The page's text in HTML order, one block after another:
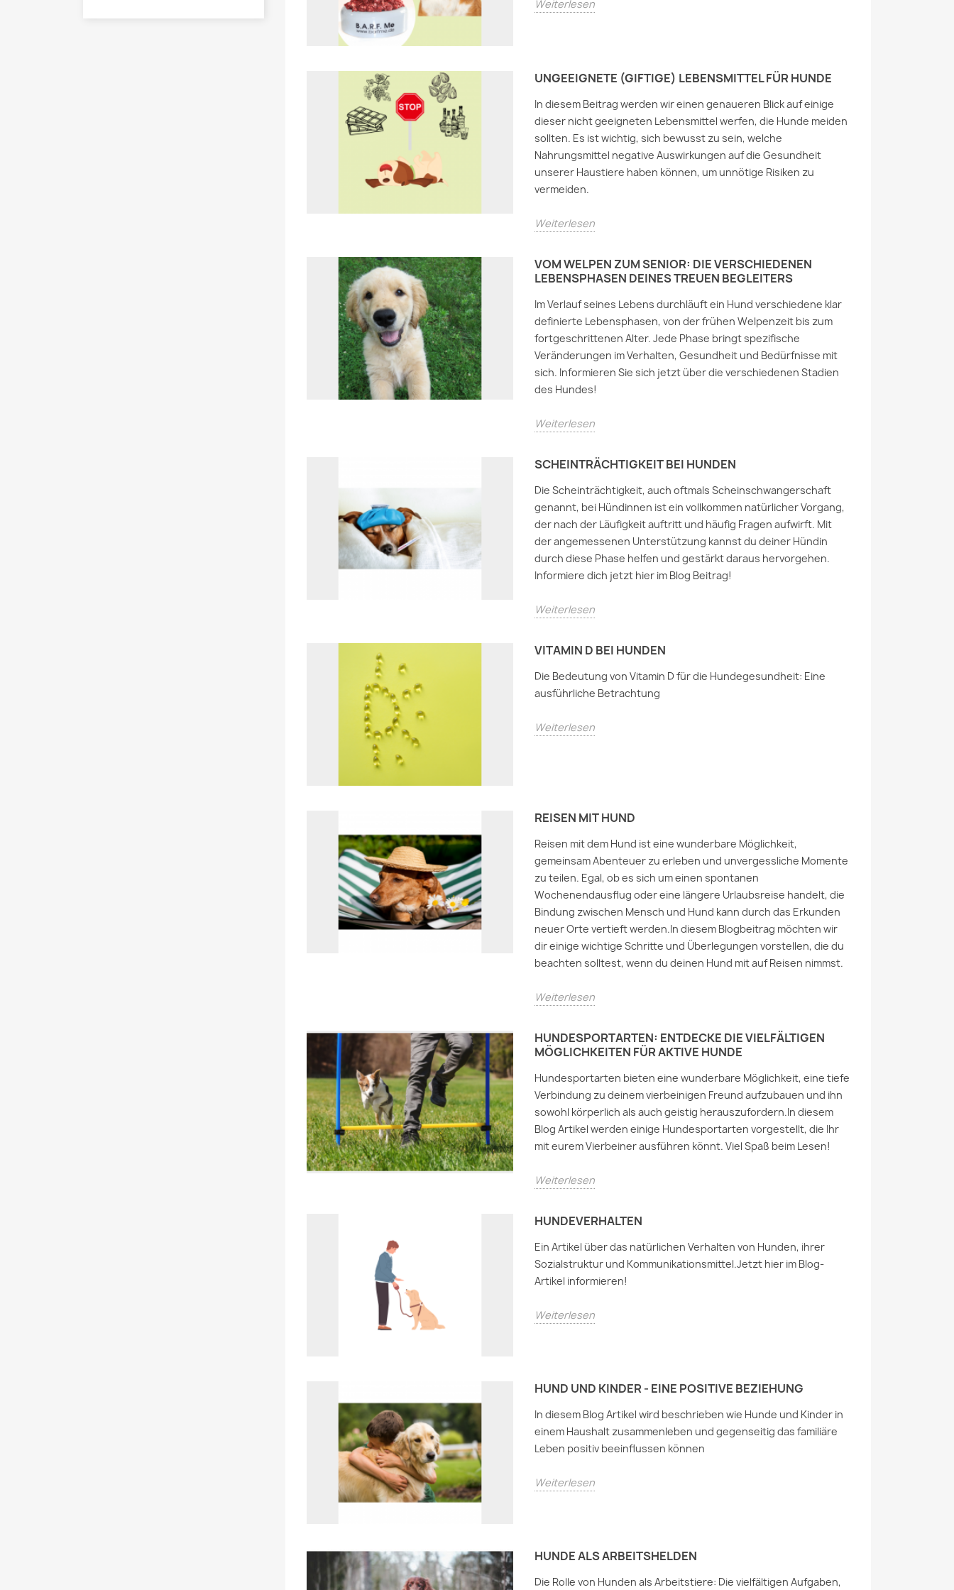
Weiterlesen
UNGEEIGNETE (GIFTIGE) LEBENSMITTEL FÜR HUNDE
In diesem Beitrag werden wir einen genaueren Blick auf einige
dieser nicht geeigneten Lebensmittel werfen, die Hunde meiden
sollten. Es ist wichtig, sich bewusst zu sein, welche
Nahrungsmittel negative Auswirkungen auf die Gesundheit
unserer Haustiere haben können, um unnötige Risiken zu
vermeiden.
Weiterlesen
VOM WELPEN ZUM SENIOR: DIE VERSCHIEDENEN
LEBENSPHASEN DEINES TREUEN BEGLEITERS
Im Verlauf seines Lebens durchläuft ein Hund verschiedene klar
definierte Lebensphasen, von der frühen Welpenzeit bis zum
fortgeschrittenen Alter. Jede Phase bringt spezifische
Veränderungen im Verhalten, Gesundheit und Bedürfnisse mit
sich. Informieren Sie sich jetzt über die verschiedenen Stadien
des Hundes!
Weiterlesen
SCHEINTRÄCHTIGKEIT BEI HUNDEN
Die Scheinträchtigkeit, auch oftmals Scheinschwangerschaft
genannt, bei Hündinnen ist ein vollkommen natürlicher Vorgang,
der nach der Läufigkeit auftritt und häufig Fragen aufwirft. Mit
der angemessenen Unterstützung kannst du deiner Hündin
durch diese Phase helfen und gestärkt daraus hervorgehen.
Informiere dich jetzt hier im Blog Beitrag!
Weiterlesen
VITAMIN D BEI HUNDEN
Die Bedeutung von Vitamin D für die Hundegesundheit: Eine
ausführliche Betrachtung
Weiterlesen
REISEN MIT HUND
Reisen mit dem Hund ist eine wunderbare Möglichkeit,
gemeinsam Abenteuer zu erleben und unvergessliche Momente
zu teilen. Egal, ob es sich um einen spontanen
Wochenendausflug oder eine längere Urlaubsreise handelt, die
Bindung zwischen Mensch und Hund kann durch das Erkunden
neuer Orte vertieft werden.In diesem Blogbeitrag möchten wir
dir einige wichtige Schritte und Überlegungen vorstellen, die du
beachten solltest, wenn du deinen Hund mit auf Reisen nimmst.
Weiterlesen
HUNDESPORTARTEN: ENTDECKE DIE VIELFÄLTIGEN
MÖGLICHKEITEN FÜR AKTIVE HUNDE
Hundesportarten bieten eine wunderbare Möglichkeit, eine tiefe
Verbindung zu deinem vierbeinigen Freund aufzubauen und ihn
sowohl körperlich als auch geistig herauszufordern.In diesem
Blog Artikel werden einige Hundesportarten vorgestellt, die Ihr
mit eurem Vierbeiner ausführen könnt. Viel Spaß beim Lesen!
Weiterlesen
HUNDEVERHALTEN
Ein Artikel über das natürlichen Verhalten von Hunden, ihrer
Sozialstruktur und Kommunikationsmittel.Jetzt hier im Blog-
Artikel informieren!
Weiterlesen
HUND UND KINDER - EINE POSITIVE BEZIEHUNG
In diesem Blog Artikel wird beschrieben wie Hunde und Kinder in
einem Haushalt zusammenleben und gegenseitig das familiäre
Leben positiv beeinflussen können
Weiterlesen
HUNDE ALS ARBEITSHELDEN
Die Rolle von Hunden als Arbeitstiere: Die vielfältigen Aufgaben,